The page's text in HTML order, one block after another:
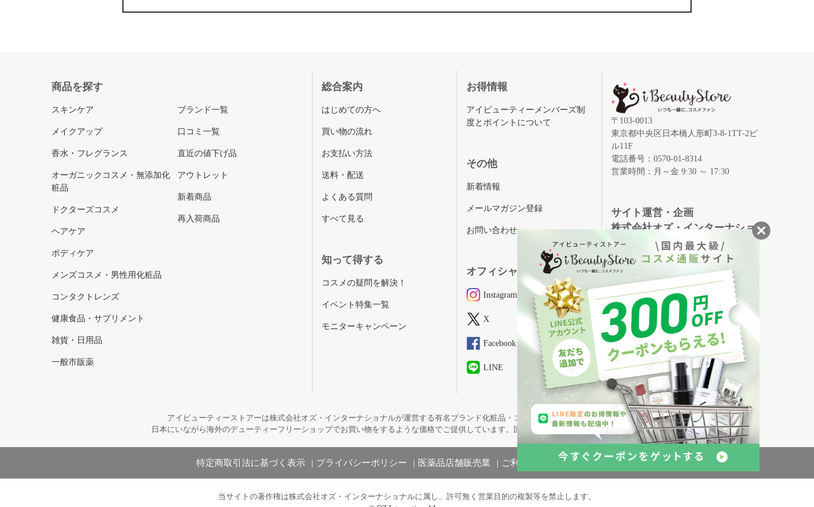
商品を探す
スキンケア
メイクアップ
香水・フレグランス
オーガニックコスメ・無添加化
粧品
ドクターズコスメ
ヘアケア
ボディケア
メンズコスメ・男性用化粧品
コンタクトレンズ
健康食品・サプリメント
雑貨・日用品
一般市販薬
ブランド一覧
口コミ一覧
直近の値下げ品
アウトレット
新着商品
再入荷商品
総合案内
はじめての方へ
買い物の流れ
お支払い方法
送料・配送
よくある質問
すべて見る
知って得する
コスメの疑問を解決！
イベント特集一覧
モニターキャンペーン
お得情報
アイビューティーメンバーズ制
度とポイントについて
その他
新着情報
メールマガジン登録
お問い合わせ
オフィシャルSNS
Instagram
X
Facebook
LINE
〒103-0013
東京都中央区日本橋人形町3-8-1TT-2ビ
ル11F
電話番号：0570-01-8314
営業時間：月～金 9:30 ～ 17:30
サイト運営・企画
株式会社オズ・インターナショ
ナル
創業150年、英国伝統の最高級猪毛ハン
ドメイドヘアブラシ
メイソンピアソン
アイビューティーストアーは株式会社オズ・インターナショナルが運営する有名ブランド化粧品・コスメ・美容商品の通販サイトです。
日本にいながら海外のデューティーフリーショップでお買い物をするような価格でご提供しています。国内未発売の化粧品も取り揃えています。
特定商取引法に基づく表示 プライバシーポリシー 医薬品店舗販売業 ご利用規約 倉庫の管理体制
当サイトの著作権は株式会社オズ・インターナショナルに属し、許可無く営業目的の複製等を禁止します。